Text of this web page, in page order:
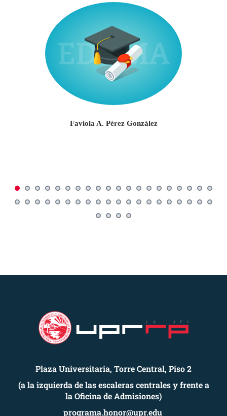
Faviola A. Pérez González
Plaza Universitaria, Torre Central, Piso 2
(a la izquierda de las escaleras centrales y frente a
la Oficina de Admisiones)
programa.honor@upr.edu